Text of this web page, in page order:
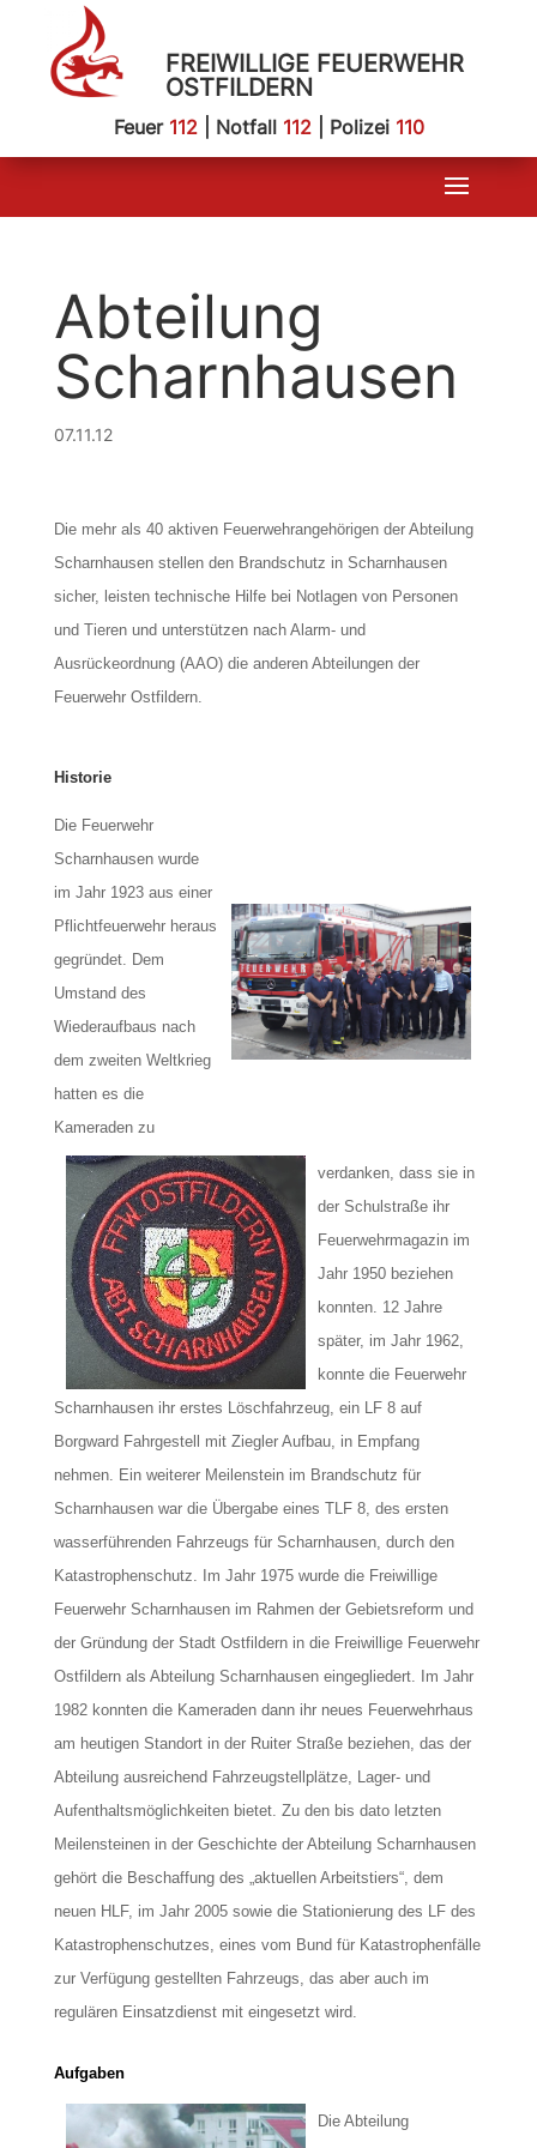
FREIWILLIGE FEUERWEHR
OSTFILDERN
Feuer 112| Notfall 112| Polizei 110
Abteilung
Scharnhausen
07.11.12
Die mehr als 40 aktiven Feuerwehrangehörigen der Abteilung
Scharnhausen stellen den Brandschutz in Scharnhausen
sicher, leisten technische Hilfe bei Notlagen von Personen
und Tieren und unterstützen nach Alarm- und
Ausrückeordnung (AAO) die anderen Abteilungen der
Feuerwehr Ostfildern.
Historie
Die Feuerwehr
Scharnhausen wurde
im Jahr 1923 aus einer
Pflichtfeuerwehr heraus
gegründet. Dem
Umstand des
Wiederaufbaus nach
dem zweiten Weltkrieg
hatten es die
Kameraden zu
verdanken, dass sie in
der Schulstraße ihr
Feuerwehrmagazin im
Jahr 1950 beziehen
konnten. 12 Jahre
später, im Jahr 1962,
konnte die Feuerwehr
Scharnhausen ihr erstes Löschfahrzeug, ein LF 8 auf
Borgward Fahrgestell mit Ziegler Aufbau, in Empfang
nehmen. Ein weiterer Meilenstein im Brandschutz für
Scharnhausen war die Übergabe eines TLF 8, des ersten
wasserführenden Fahrzeugs für Scharnhausen, durch den
Katastrophenschutz. Im Jahr 1975 wurde die Freiwillige
Feuerwehr Scharnhausen im Rahmen der Gebietsreform und
der Gründung der Stadt Ostfildern in die Freiwillige Feuerwehr
Ostfildern als Abteilung Scharnhausen eingegliedert. Im Jahr
1982 konnten die Kameraden dann ihr neues Feuerwehrhaus
am heutigen Standort in der Ruiter Straße beziehen, das der
Abteilung ausreichend Fahrzeugstellplätze, Lager- und
Aufenthaltsmöglichkeiten bietet. Zu den bis dato letzten
Meilensteinen in der Geschichte der Abteilung Scharnhausen
gehört die Beschaffung des „aktuellen Arbeitstiers“, dem
neuen HLF, im Jahr 2005 sowie die Stationierung des LF des
Katastrophenschutzes, eines vom Bund für Katastrophenfälle
zur Verfügung gestellten Fahrzeugs, das aber auch im
regulären Einsatzdienst mit eingesetzt wird.
Aufgaben
Die Abteilung